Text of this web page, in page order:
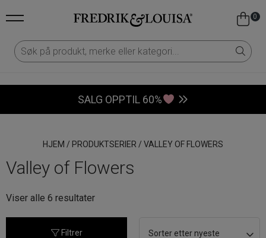
0
SALG OPPTIL 60%
HJEM / PRODUKTSERIER / VALLEY OF FLOWERS
Valley of Flowers
Viser alle 6 resultaterSortert
Filtrer